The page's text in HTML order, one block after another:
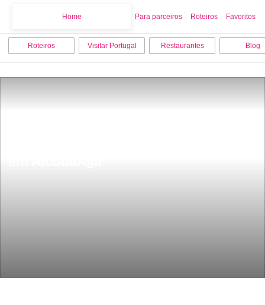
Home Para parceiros Roteiros Favoritos
Roteiros Visitar Portugal Restaurantes Blog